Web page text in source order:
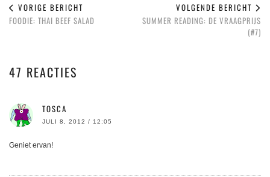
VORIGE BERICHT
FOODIE: THAI BEEF SALAD
VOLGENDE BERICHT
SUMMER READING: DE VRAAGPRIJS
(#7)
47 REACTIES
TOSCA
JULI 8, 2012 / 12:05
Geniet ervan!